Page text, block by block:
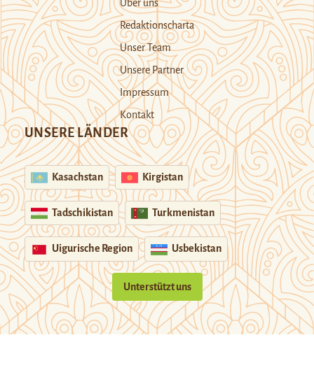
Über uns
Redaktionscharta
Unser Team
Unsere Partner
Impressum
Kontakt
UNSERE LÄNDER
Kasachstan Kirgistan
Tadschikistan Turkmenistan
Uigurische Region Usbekistan
Unterstützt uns